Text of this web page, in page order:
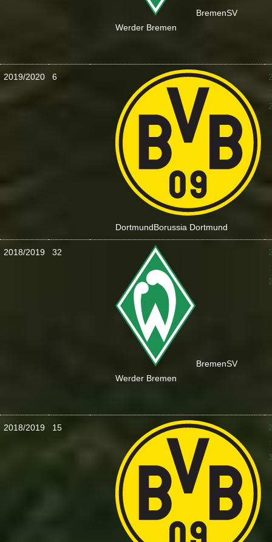
BremenSV
Werder Bremen
2019/2020 6
DortmundBorussia Dortmund
:
2018/2019 32
BremenSV
Werder Bremen
:
2018/2019 15
: